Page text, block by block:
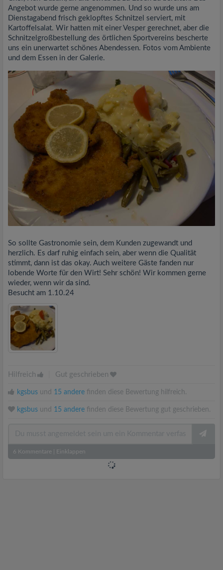
Angebot wurde gerne angenommen. Und so wurde uns am
Dienstagabend frisch geklopftes Schnitzel serviert, mit
Kartoffelsalat. Wir hatten mit einer Vesper gerechnet, aber die
Schnitzelgroßbestellung des örtlichen Sportvereins bescherte
uns ein unerwartet schönes Abendessen. Fotos vom Ambiente
und dem Essen in der Galerie.
So sollte Gastronomie sein, dem Kunden zugewandt und
herzlich. Es darf ruhig einfach sein, aber wenn die Qualität
stimmt, dann ist das okay. Auch weitere Gäste fanden nur
lobende Worte für den Wirt! Sehr schön! Wir kommen gerne
wieder, wenn wir da sind.
Besucht am 1.10.24
Hilfreich Gut geschrieben
kgsbus und 15 andere finden diese Bewertung hilfreich.
kgsbus und 15 andere finden diese Bewertung gut geschrieben.
6 Kommentare Einklappen